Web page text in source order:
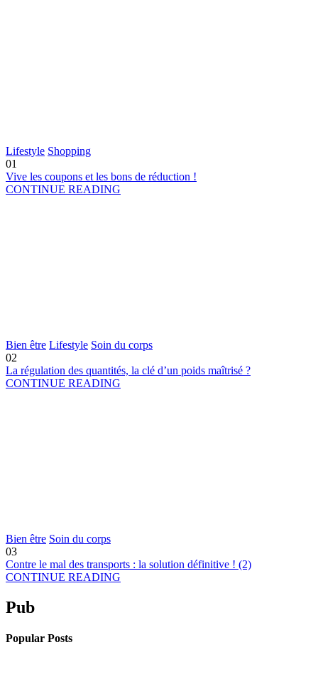
Lifestyle Shopping
01
Vive les coupons et les bons de réduction !
CONTINUE READING
Bien être Lifestyle Soin du corps
02
La régulation des quantités, la clé d’un poids maîtrisé ?
CONTINUE READING
Bien être Soin du corps
03
Contre le mal des transports : la solution définitive ! (2)
CONTINUE READING
Pub
Popular Posts